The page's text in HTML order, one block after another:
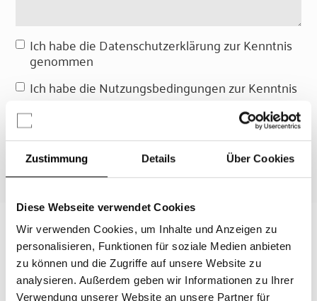
Zustimmung Details Über Cookies
Diese Webseite verwendet Cookies
Wir verwenden Cookies, um Inhalte und Anzeigen zu
personalisieren, Funktionen für soziale Medien anbieten
zu können und die Zugriffe auf unsere Website zu
analysieren. Außerdem geben wir Informationen zu Ihrer
Verwendung unserer Website an unsere Partner für
Ich habe die Datenschutzerklärung zur Kenntnis
genommen
Ich habe die Nutzungsbedingungen zur Kenntnis
Marketinghinweis